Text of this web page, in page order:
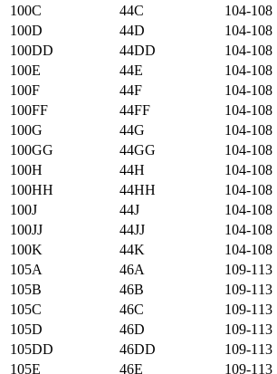
100C
44C 104-108
100D
44D 104-108
100DD
44DD 104-108
100E
44E 104-108
100F
44F 104-108
100FF
44FF 104-108
100G
44G 104-108
100GG
44GG 104-108
100H
44H 104-108
100HH
44HH 104-108
100J
44J 104-108
100JJ
44JJ 104-108
100K
44K 104-108
105А
46А 109-113
105B
46B 109-113
105C
46C 109-113
105D
46D 109-113
105DD
46DD 109-113
105E
46E 109-113